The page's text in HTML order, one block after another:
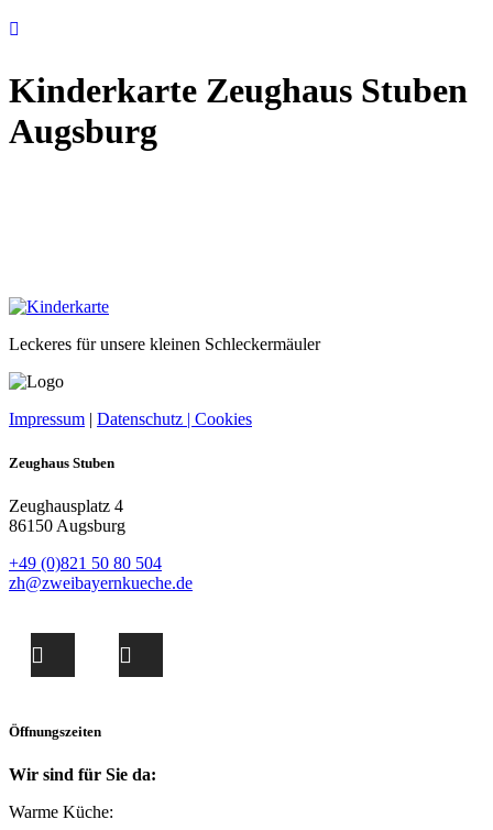
Kinderkarte Zeughaus Stuben
Augsburg
Leckeres für unsere kleinen Schleckermäuler
Impressum | Datenschutz | Cookies
Zeughaus Stuben
Zeughausplatz 4
86150 Augsburg
+49 (0)821 50 80 504
zh@zweibayernkueche.de
Öffnungszeiten
Wir sind für Sie da:
Warme Küche: